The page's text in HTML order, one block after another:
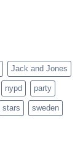
Jack and Jones
nypd party
stars sweden